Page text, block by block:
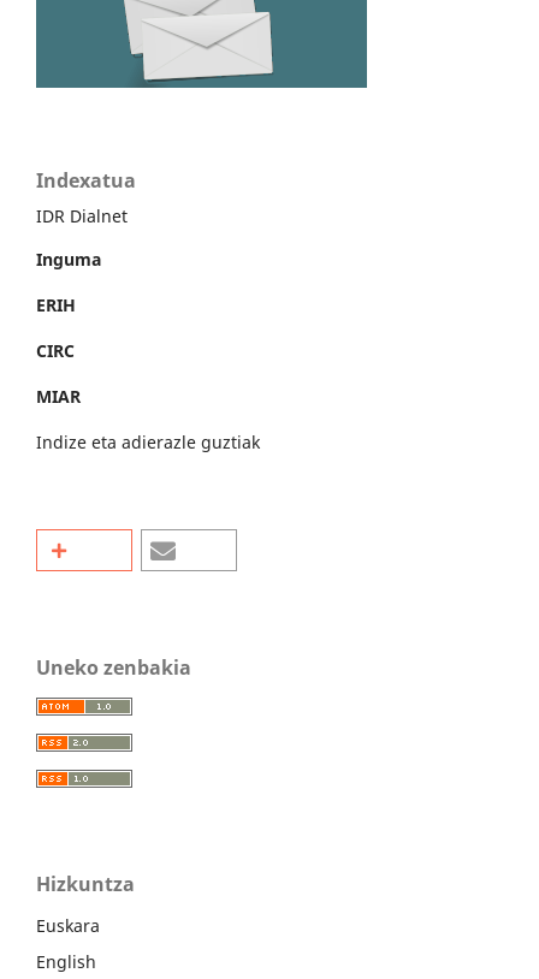
Indexatua
IDR Dialnet
Inguma
ERIH
CIRC
MIAR
Indize eta adierazle guztiak
Uneko zenbakia
Hizkuntza
Euskara
English